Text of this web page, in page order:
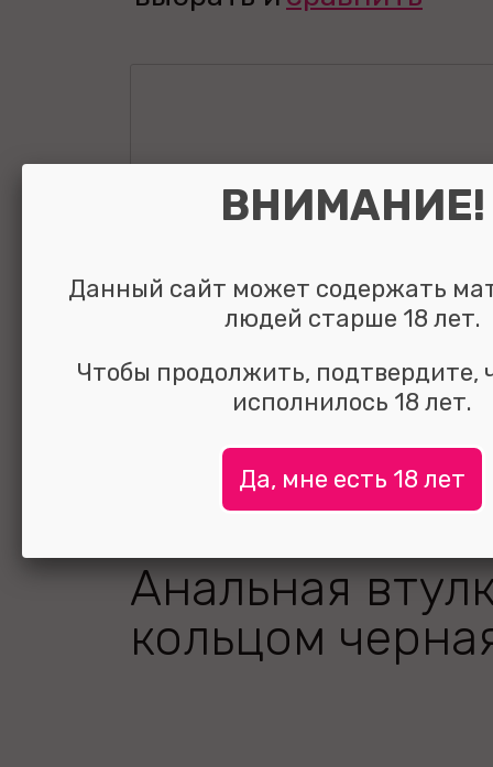
Анальная
кольцом
ВНИМАНИЕ!
Данный сайт может содержать
людей старше 18 лет.
Чтобы продолжить, подтвердите,
исполнилось 18 лет.
Да, мне есть 18 лет